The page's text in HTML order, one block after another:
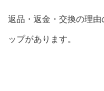
返品・返金・交換の理
ップがあります。